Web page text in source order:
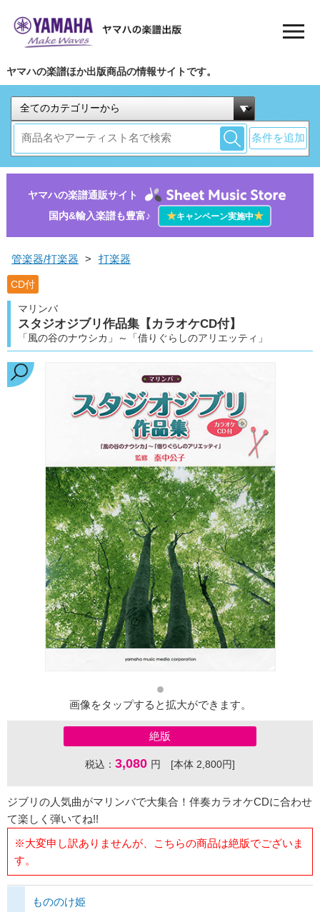
ヤマハの楽譜ほか出版商品の情報サイトです。
条件を追加
ヤマハの楽譜通販サイト
国内&輸入楽譜も豊富♪
★キャンペーン実施中★
管楽器/打楽器 > 打楽器
CD付
マリンバ
スタジオジブリ作品集【カラオケCD付】
「風の谷のナウシカ」～「借りぐらしのアリエッティ」
画像をタップすると拡大ができます。
絶版
税込： 3,080 円 [本体 2,800円]
ジブリの人気曲がマリンバで大集合！伴奏カラオケCDに合わせ
て楽しく弾いてね!!
※大変申し訳ありませんが、こちらの商品は絶版でございま
す。
もののけ姫